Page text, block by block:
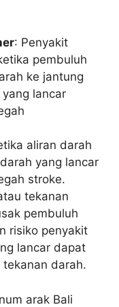
: Penyakit
pembuluh
ke jantung
lancar
aliran darah
yang lancar
stroke.
tekanan
pembuluh
risiko penyakit
lancar dapat
darah.
arak Bali